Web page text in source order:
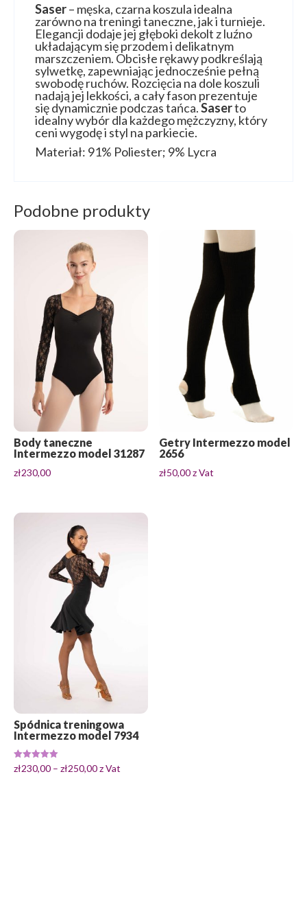
Saser– męska, czarna koszula idealna
zarówno na treningi taneczne, jak i turnieje.
Elegancji dodaje jej głęboki dekolt z luźno
układającym się przodem i delikatnym
marszczeniem. Obcisłe rękawy podkreślają
sylwetkę, zapewniając jednocześnie pełną
swobodę ruchów. Rozcięcia na dole koszuli
nadają jej lekkości, a cały fason prezentuje
się dynamicznie podczas tańca.Saserto
idealny wybór dla każdego mężczyzny, który
ceni wygodę i styl na parkiecie.
Materiał: 91% Poliester; 9% Lycra
Podobne produkty
Body taneczne
Intermezzo model 31287
zł230,00
Getry Intermezzo model
2656
zł50,00z Vat
Spódnica treningowa
Intermezzo model 7934
Oceniono
5.00
zł230,00 – zł250,00Zakres
z Vat